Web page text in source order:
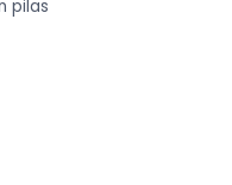
pilas